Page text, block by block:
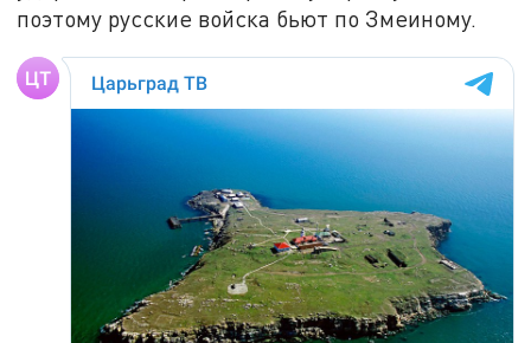
поэтому русские войска бьют по Змеиному.